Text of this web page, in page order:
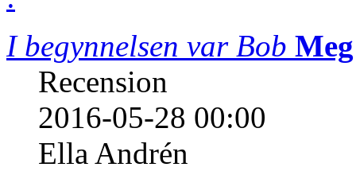
I begynnelsen var Bob
Recension
2016-05-28 00:00
Ella Andrén